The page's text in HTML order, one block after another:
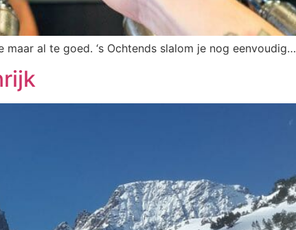
al te goed. ‘s Ochtends slalom je nog eenvoudig…